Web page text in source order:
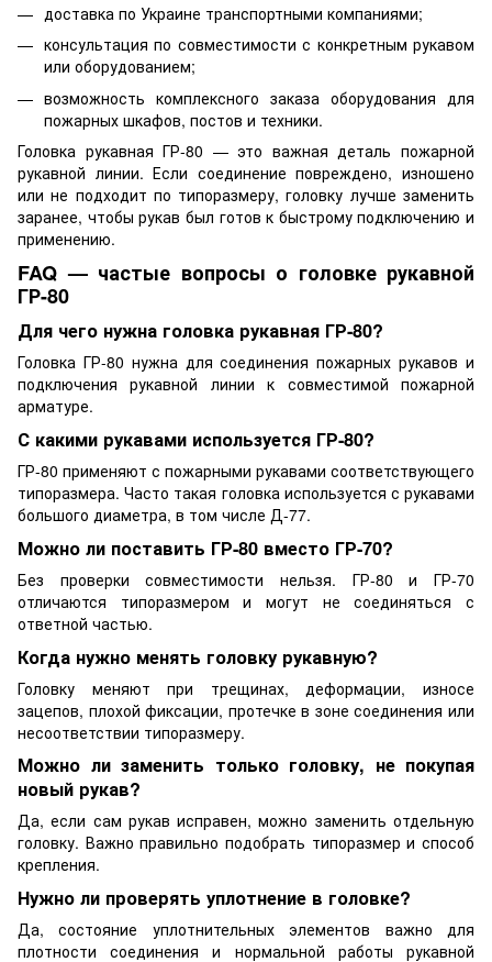
доставка по Украине транспортными компаниями;
консультация по совместимости с конкретным рукавом
или оборудованием;
возможность комплексного заказа оборудования для
пожарных шкафов, постов и техники.
Головка рукавная ГР-80 — это важная деталь пожарной
рукавной линии. Если соединение повреждено, изношено
или не подходит по типоразмеру, головку лучше заменить
заранее, чтобы рукав был готов к быстрому подключению и
применению.
FAQ — частые вопросы о головке рукавной
ГР-80
Для чего нужна головка рукавная ГР-80?
Головка ГР-80 нужна для соединения пожарных рукавов и
подключения рукавной линии к совместимой пожарной
арматуре.
С какими рукавами используется ГР-80?
ГР-80 применяют с пожарными рукавами соответствующего
типоразмера. Часто такая головка используется с рукавами
большого диаметра, в том числе Д-77.
Можно ли поставить ГР-80 вместо ГР-70?
Без проверки совместимости нельзя. ГР-80 и ГР-70
отличаются типоразмером и могут не соединяться с
ответной частью.
Когда нужно менять головку рукавную?
Головку меняют при трещинах, деформации, износе
зацепов, плохой фиксации, протечке в зоне соединения или
несоответствии типоразмеру.
Можно ли заменить только головку, не покупая
новый рукав?
Да, если сам рукав исправен, можно заменить отдельную
головку. Важно правильно подобрать типоразмер и способ
крепления.
Нужно ли проверять уплотнение в головке?
Да, состояние уплотнительных элементов важно для
плотности соединения и нормальной работы рукавной